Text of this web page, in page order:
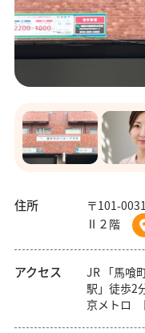
住所
〒101-
Ⅱ２階
アクセス
JR 「馬喰
駅」徒歩2
京メトロ